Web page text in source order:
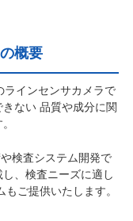
概要
ラインセンサカメラで
ない 品質や成分に関
検査システム開発で
、検査ニーズに適し
ご提供いたします。